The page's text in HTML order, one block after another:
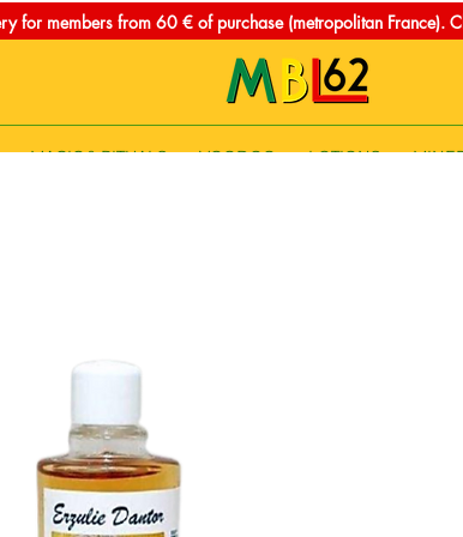
for members from 60 € of purchase (metropolitan France).
MAGIC & RITUALS VOODOO LOTIONS